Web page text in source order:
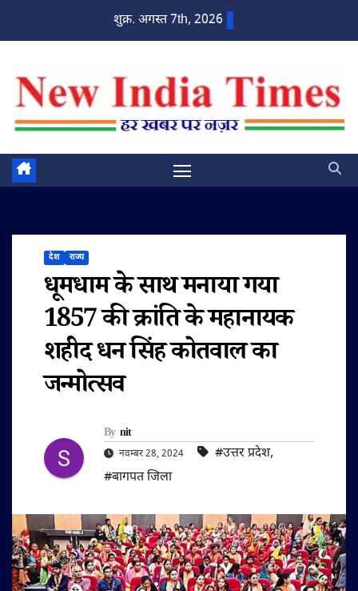
शुक्र. अगस्त 7th, 2026
देश राज्य
धूमधाम के साथ मनाया गया
1857 की क्रांति के महानायक
शहीद धन सिंह कोतवाल का
जन्मोत्सव
By nit
नवम्बर 28, 2024 #उत्तर प्रदेश,
#बागपत जिला